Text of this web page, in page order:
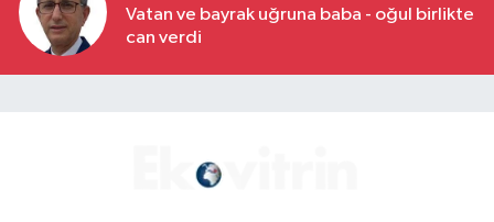
Vatan ve bayrak uğruna baba - oğul birlikte
can verdi